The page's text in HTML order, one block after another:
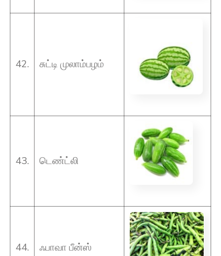
42. சுட்டி முலாம்பழம்
43. டெண்ட்லி
44. ஃபாவா பீன்ஸ்